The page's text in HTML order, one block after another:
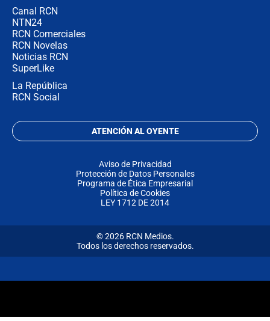
Canal RCN
NTN24
RCN Comerciales
RCN Novelas
Noticias RCN
SuperLike
La República
RCN Social
ATENCIÓN AL OYENTE
Aviso de Privacidad
Protección de Datos Personales
Programa de Ética Empresarial
Política de Cookies
LEY 1712 DE 2014
© 2026 RCN Medios.
Todos los derechos reservados.